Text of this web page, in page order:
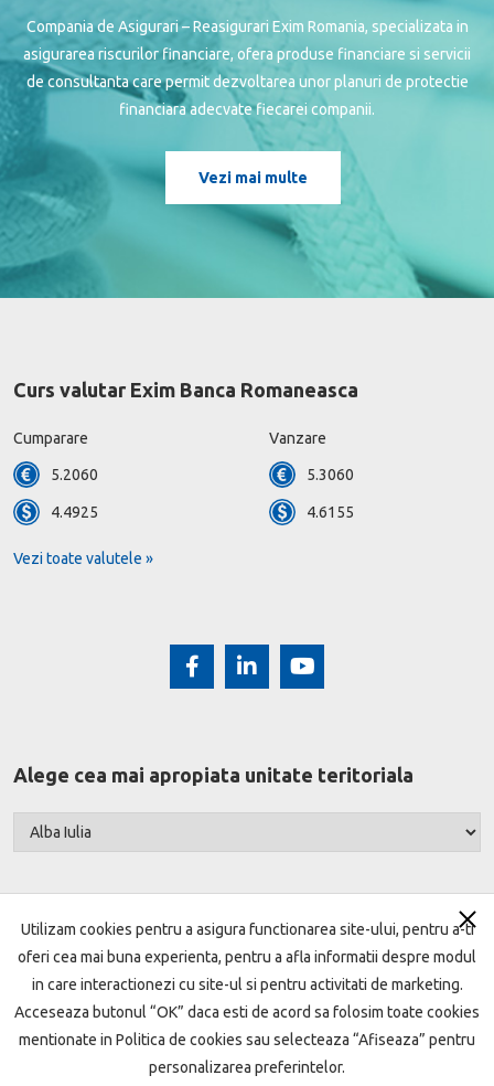
Compania de Asigurari – Reasigurari Exim Romania, specializata in
asigurarea riscurilor financiare, ofera produse financiare si servicii
de consultanta care permit dezvoltarea unor planuri de protectie
financiara adecvate fiecarei companii.
Vezi mai multe
Curs valutar Exim Banca Romaneasca
Cumparare Vanzare
5.2060 5.3060
4.4925 4.6155
Vezi toate valutele »
Alege cea mai apropiata unitate teritoriala
Harta site Termeni si conditii Setari cookie
Protecţia datelor Politica de cookie
Garantarea depozitelor ANPC
Utilizam cookies pentru a asigura functionarea site-ului, pentru a-ti
oferi cea mai buna experienta, pentru a afla informatii despre modul
in care interactionezi cu site-ul si pentru activitati de marketing.
Acceseaza butonul “OK” daca esti de acord sa folosim toate cookies
mentionate in Politica de cookies sau selecteaza “Afiseaza” pentru
personalizarea preferintelor.